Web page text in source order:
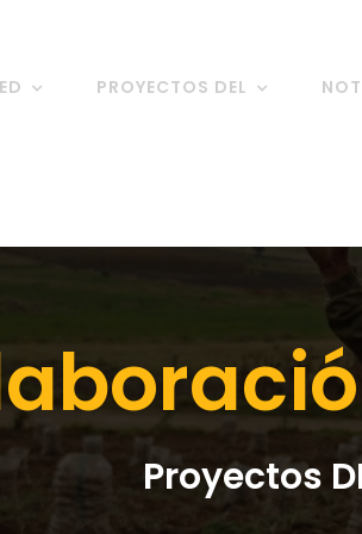
PROYECTOS DEL
Proyectos